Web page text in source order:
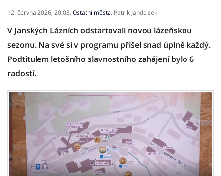
12. června 2026, 20:03, Ostatní města, Patrik Jandejsek
V Janských Lázních odstartovali novou lázeňskou
sezonu. Na své si v programu přišel snad úplně každý.
Podtitulem letošního slavnostního zahájení bylo 6
radostí.